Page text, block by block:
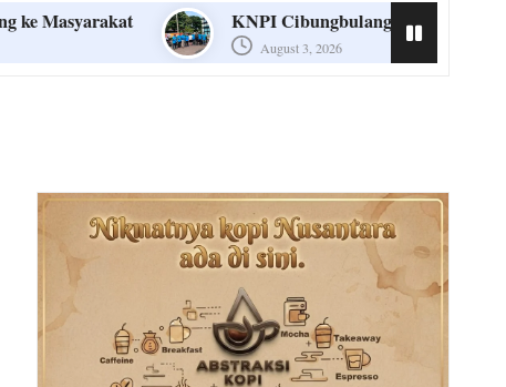
KNPI Cibungbulang dan AHM Bagi-Bagi Oli
August 3, 2026